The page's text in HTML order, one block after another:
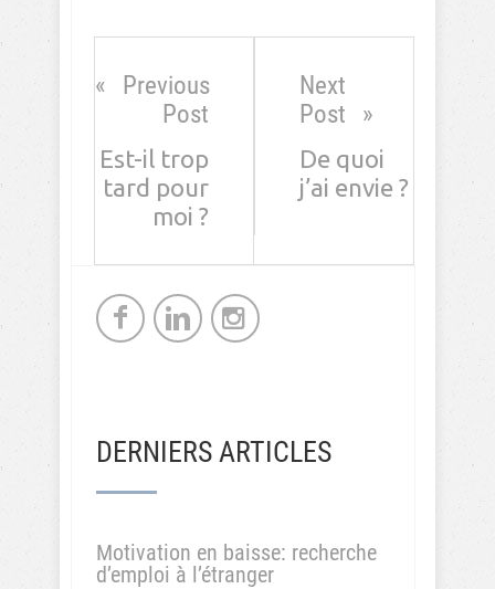
Previous
Post
Est-il trop
tard pour
moi ?
Next
Post
De quoi
j’ai envie ?
DERNIERS ARTICLES
Motivation en baisse: recherche
d’emploi à l’étranger